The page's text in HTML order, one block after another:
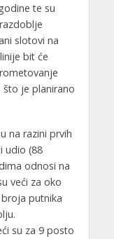
te su
slotovi na
bit će
je planirano
na razini prvih
udio (88
odnosi na
veći za oko
putnika
su za 9 posto